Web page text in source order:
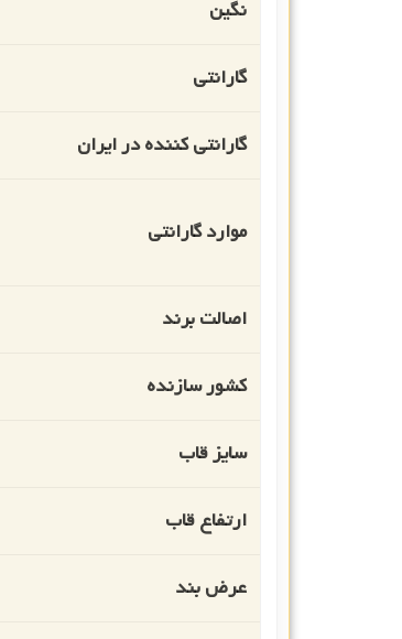
نگین
گارانتی
گارانتی کننده در ایران
موارد گارانتی
اصالت برند
کشور سازنده
سایز قاب
ارتفاع قاب
عرض بند